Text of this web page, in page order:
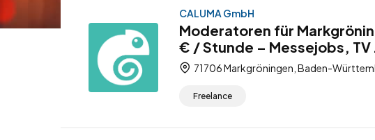
CALUMA GmbH
Moderatoren für
€ / Stunde – Messejobs,
71706 Markgröningen, Baden-
Freelance